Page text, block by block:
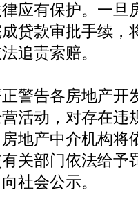
应有保护。一旦
贷款审批手续，
追责索赔。
警告各房地产开
活动，对存在违
地产中介机构将
关部门依法给予
社会公示。